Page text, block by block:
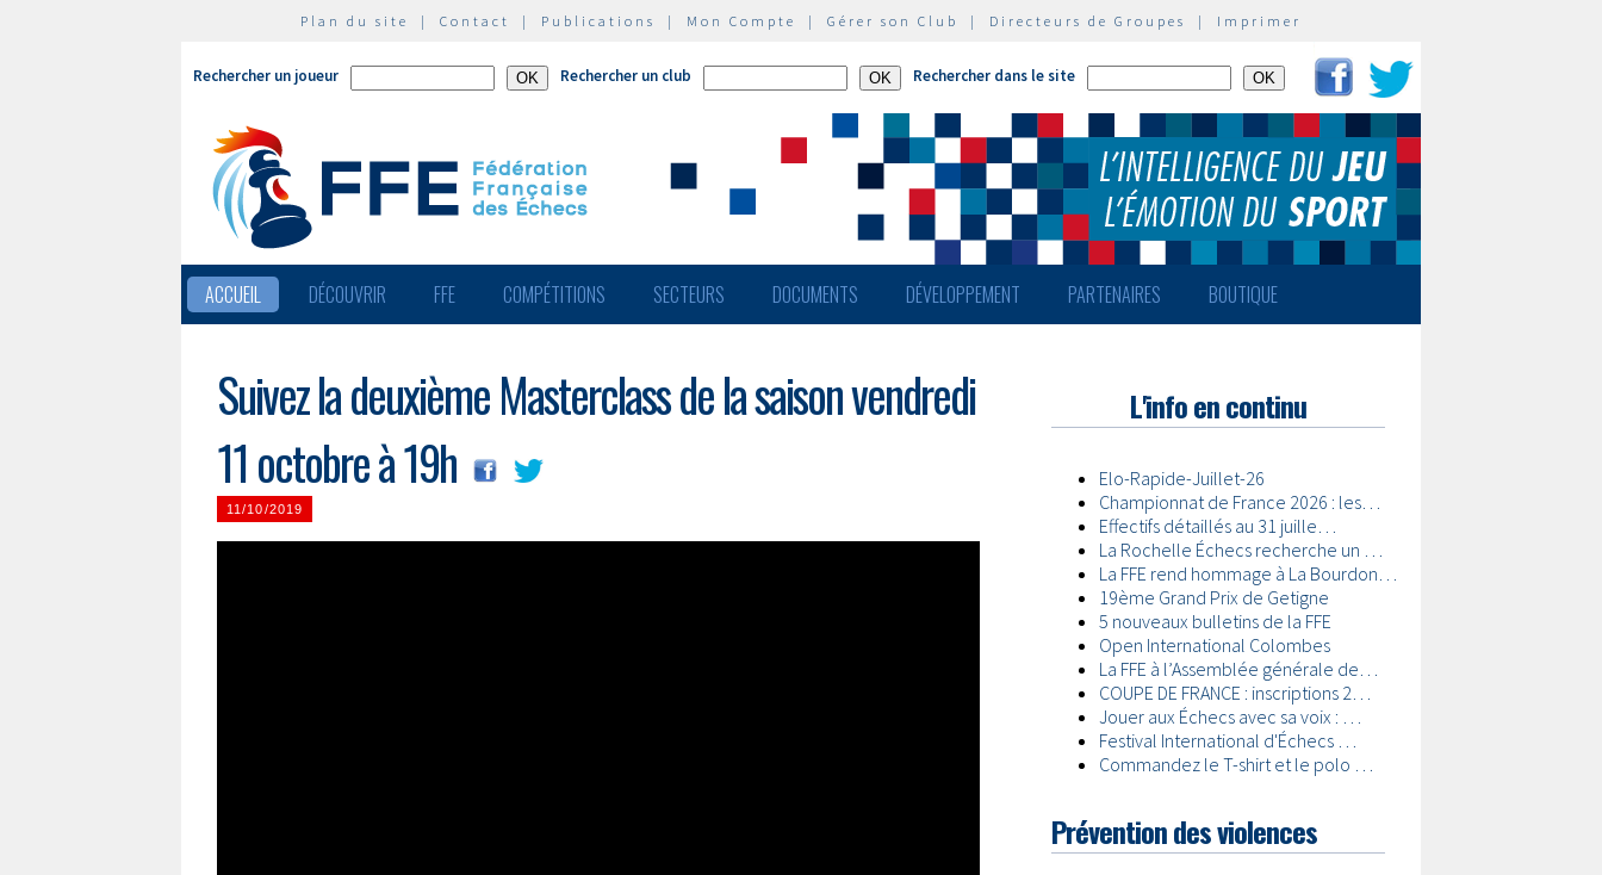
Plan du site | Contact | Publications | Mon Compte | Gérer son Club | Directeurs de Groupes | Imprimer
Rechercher un joueur Rechercher un club Rechercher dans le site
ACCUEIL DÉCOUVRIR FFE COMPÉTITIONS SECTEURS DOCUMENTS DÉVELOPPEMENT PARTENAIRES BOUTIQUE
Suivez la deuxième Masterclass de la saison vendredi
11 octobre à 19h
11/10/2019
L'info en continu
Prévention des violences